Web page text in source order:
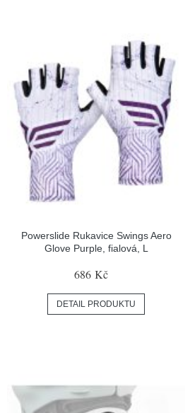
Powerslide Rukavice Swings Aero
Glove Purple, fialová, L
686 Kč
DETAIL PRODUKTU